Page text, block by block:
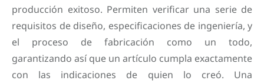
producción exitoso. Permiten verificar una serie de
requisitos de diseño, especificaciones de ingeniería, y
el proceso de fabricación como un todo,
garantizando así que un artículo cumpla exactamente
con las indicaciones de quien lo creó. Una